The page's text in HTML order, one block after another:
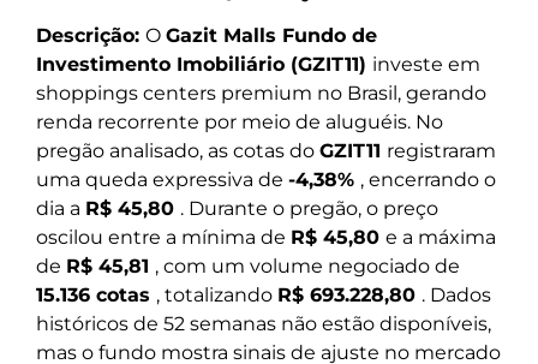
Descrição: O Gazit Malls Fundo de
Investimento Imobiliário (GZIT11) investe em
shoppings centers premium no Brasil, gerando
renda recorrente por meio de aluguéis. No
pregão analisado, as cotas do GZIT11 registraram
uma queda expressiva de -4,38% , encerrando o
dia a R$ 45,80 . Durante o pregão, o preço
oscilou entre a mínima de R$ 45,80 e a máxima
de R$ 45,81 , com um volume negociado de
15.136 cotas , totalizando R$ 693.228,80 . Dados
históricos de 52 semanas não estão disponíveis,
mas o fundo mostra sinais de ajuste no mercado